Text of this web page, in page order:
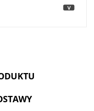
>